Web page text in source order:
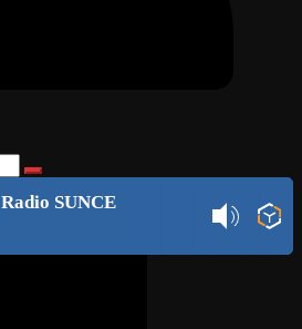
Radio SUNCE